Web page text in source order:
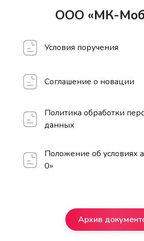
ООО «МК-
Условия поручения
Соглашение о новации
Политика обработки
данных
Положение об условиях
0»
Архив